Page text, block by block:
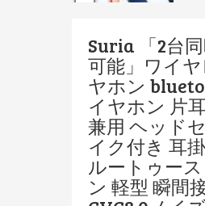
Suria 「2台
可能」ワイ
ヤホン
イヤホン 片
兼用 ヘッド
イク付き 耳
ルートゥー
ン 軽型 瞬間